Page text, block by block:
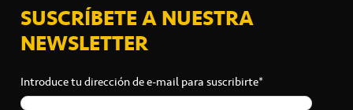
SUSCRÍBETE A NUESTRA
NEWSLETTER
Introduce tu dirección de e-mail para suscribirte*